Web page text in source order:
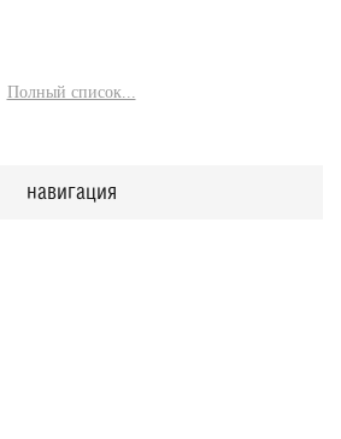
Полный список...
навигация